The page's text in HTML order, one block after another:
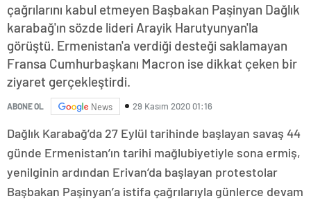
çağrılarını kabul etmeyen Başbakan Paşinyan Dağlık
karabağ'ın sözde lideri Arayik Harutyunyan'la
görüştü. Ermenistan'a verdiği desteği saklamayan
Fransa Cumhurbaşkanı Macron ise dikkat çeken bir
ziyaret gerçekleştirdi.
ABONE OL News 29 Kasım 2020 01:16
Dağlık Karabağ’da 27 Eylül tarihinde başlayan savaş 44
günde Ermenistan’ın tarihi mağlubiyetiyle sona ermiş,
yenilginin ardından Erivan’da başlayan protestolar
Başbakan Paşinyan’a istifa çağrılarıyla günlerce devam